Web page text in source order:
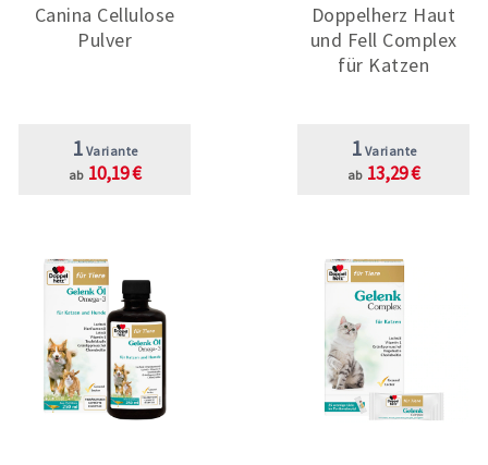
Canina Cellulose
Pulver
1 Variante
ab 10,19 €
Doppelherz Haut
und Fell Complex
für Katzen
1 Variante
ab 13,29 €